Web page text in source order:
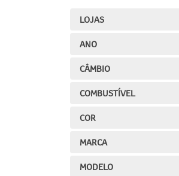
LOJAS
ANO
CÂMBIO
COMBUSTÍVEL
COR
MARCA
MODELO